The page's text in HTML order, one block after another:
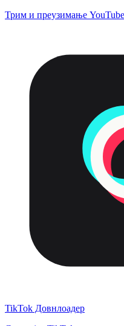
Трим и преузимање
TikTok Довнлоадер